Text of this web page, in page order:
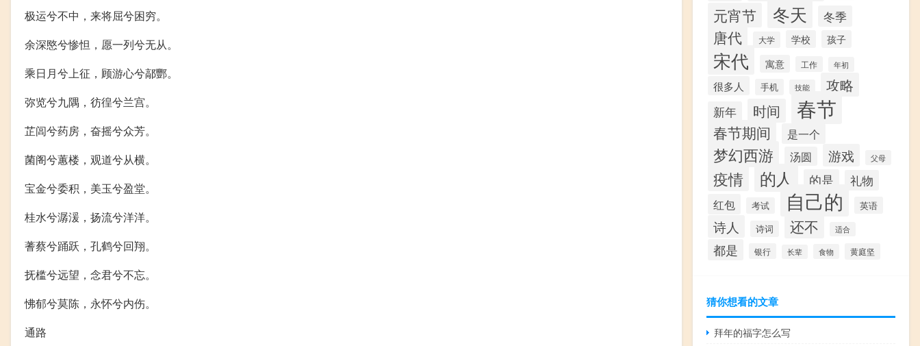
极运兮不中，来将屈兮困穷。
余深愍兮惨怛，愿一列兮无从。
乘日月兮上征，顾游心兮鄗酆。
弥览兮九隅，彷徨兮兰宫。
芷闾兮药房，奋摇兮众芳。
菌阁兮蕙楼，观道兮从横。
宝金兮委积，美玉兮盈堂。
桂水兮潺湲，扬流兮洋洋。
蓍蔡兮踊跃，孔鹤兮回翔。
抚槛兮远望，念君兮不忘。
怫郁兮莫陈，永怀兮内伤。
通路
元宵节 冬天 冬季
唐代 大学 学校 孩子
宋代 寓意 工作 年初
很多人 手机 技能 攻略
新年 时间 春节
春节期间 是一个
梦幻西游 汤圆 游戏 父母
疫情 的人 的是
礼物
红包
考试 自己的 英语
诗人 诗词 还不 适合
都是 银行 长辈 食物 黄庭坚
猜你想看的文章
拜年的福字怎么写